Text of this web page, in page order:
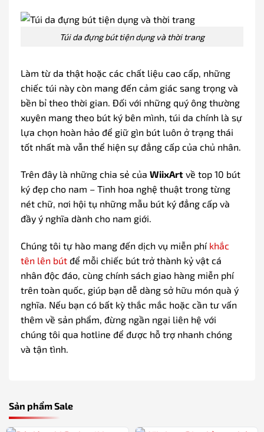
Túi da đựng bút tiện dụng và thời trang
Làm từ da thật hoặc các chất liệu cao cấp, những
chiếc túi này còn mang đến cảm giác sang trọng và
bền bỉ theo thời gian. Đối với những quý ông thường
xuyên mang theo bút ký bên mình, túi da chính là sự
lựa chọn hoàn hảo để giữ gìn bút luôn ở trạng thái
tốt nhất mà vẫn thể hiện sự đẳng cấp của chủ nhân.
Trên đây là những chia sẻ của WiixArt về top 10 bút
ký đẹp cho nam – Tinh hoa nghệ thuật trong từng
nét chữ, nơi hội tụ những mẫu bút ký đẳng cấp và
đầy ý nghĩa dành cho nam giới.
Chúng tôi tự hào mang đến dịch vụ miễn phí khắc
tên lên bút để mỗi chiếc bút trở thành kỷ vật cá
nhân độc đáo, cùng chính sách giao hàng miễn phí
trên toàn quốc, giúp bạn dễ dàng sở hữu món quà ý
nghĩa. Nếu bạn có bất kỳ thắc mắc hoặc cần tư vấn
thêm về sản phẩm, đừng ngần ngại liên hệ với
chúng tôi qua hotline để được hỗ trợ nhanh chóng
và tận tình.
Sản phẩm Sale